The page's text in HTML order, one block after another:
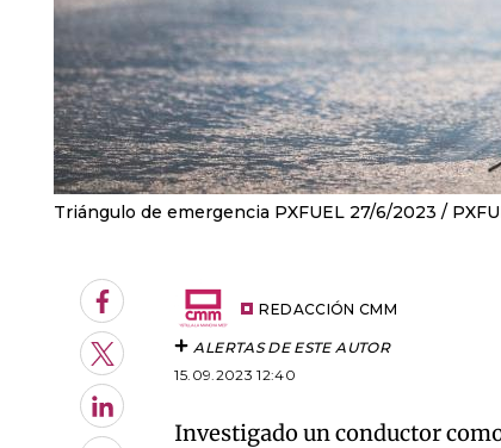
Triángulo de emergencia PXFUEL 27/6/2023
Facebook
Twitter
LinkedIn
REDACCIÓN CMM
ALERTAS DE ESTE AUTOR
15.09.2023 12:40
Investigado un conductor